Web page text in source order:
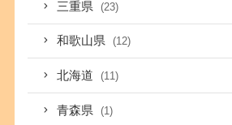
三重県 (23)
和歌山県 (12)
北海道 (11)
青森県 (1)